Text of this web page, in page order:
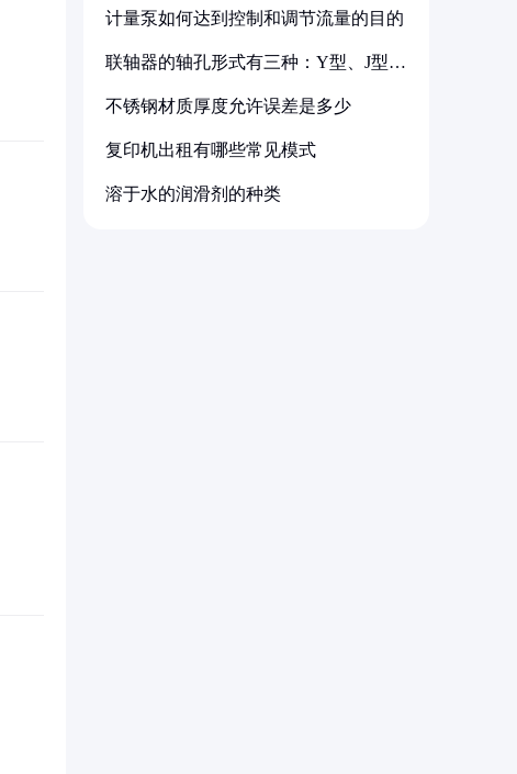
计量泵如何达到控制和调节流量的目的
联轴器的轴孔形式有三种：Y型、J型、
不锈钢材质厚度允许误差是多少
复印机出租有哪些常见模式
溶于水的润滑剂的种类